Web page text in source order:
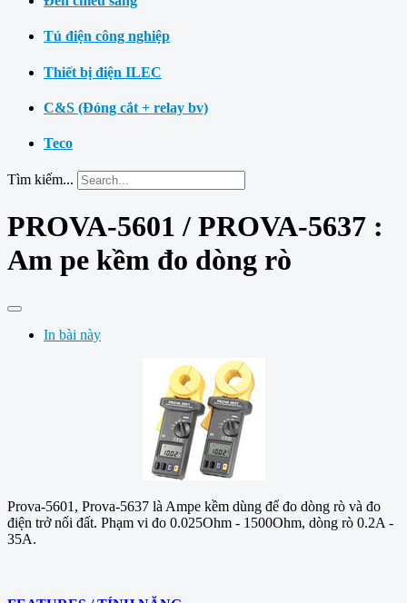
Tủ điện công nghiệp
Thiết bị điện ILEC
C&S (Đóng cắt + relay bv)
Teco
Tìm kiếm...
PROVA-5601 / PROVA-5637 :
Am pe kềm đo dòng rò
In bài này
Prova-5601, Prova-5637 là Ampe kềm dùng để đo dòng rò và đo
điện trở nối đất. Phạm vi đo 0.025Ohm - 1500Ohm, dòng rò 0.2A -
35A.